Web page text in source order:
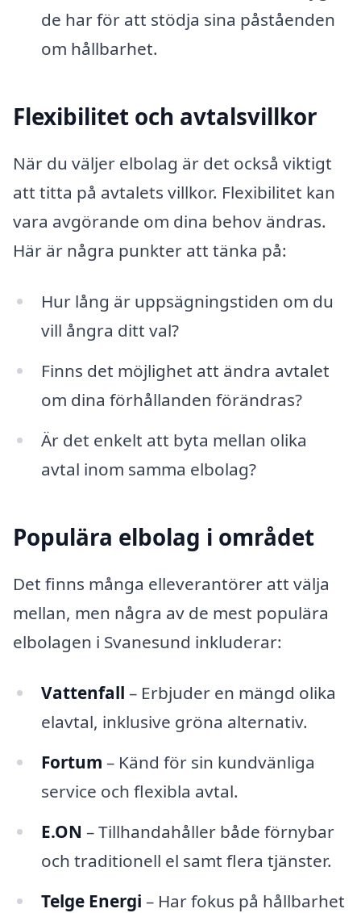
de har för att stödja sina påståenden
om hållbarhet.
Flexibilitet och avtalsvillkor
När du väljer elbolag är det också viktigt
att titta på avtalets villkor. Flexibilitet kan
vara avgörande om dina behov ändras.
Här är några punkter att tänka på:
Hur lång är uppsägningstiden om du
vill ångra ditt val?
Finns det möjlighet att ändra avtalet
om dina förhållanden förändras?
Är det enkelt att byta mellan olika
avtal inom samma elbolag?
Populära elbolag i området
Det finns många elleverantörer att välja
mellan, men några av de mest populära
elbolagen i Svanesund inkluderar:
Vattenfall – Erbjuder en mängd olika
elavtal, inklusive gröna alternativ.
Fortum – Känd för sin kundvänliga
service och flexibla avtal.
E.ON – Tillhandahåller både förnybar
och traditionell el samt flera tjänster.
Telge Energi – Har fokus på hållbarhet